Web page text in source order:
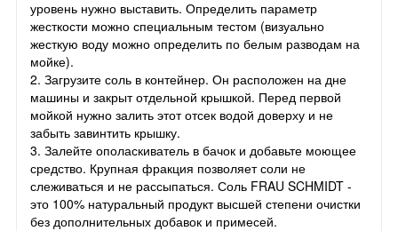
уровень нужно выставить. Определить параметр
жесткости можно специальным тестом (визуально
жесткую воду можно определить по белым разводам на
мойке).
2. Загрузите соль в контейнер. Он расположен на дне
машины и закрыт отдельной крышкой. Перед первой
мойкой нужно залить этот отсек водой доверху и не
забыть завинтить крышку.
3. Залейте ополаскиватель в бачок и добавьте моющее
средство. Крупная фракция позволяет соли не
слеживаться и не рассыпаться. Соль FRAU SCHMIDT -
это 100% натуральный продукт высшей степени очистки
без дополнительных добавок и примесей.